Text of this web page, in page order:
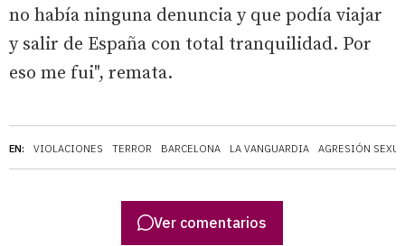
EN: VIOLACIONES TERROR BARCELONA LA VANGUARDIA AGRESIÓN
no había ninguna denuncia y que podía viajar
y salir de España con total tranquilidad. Por
eso me fui", remata.
Ver comentarios